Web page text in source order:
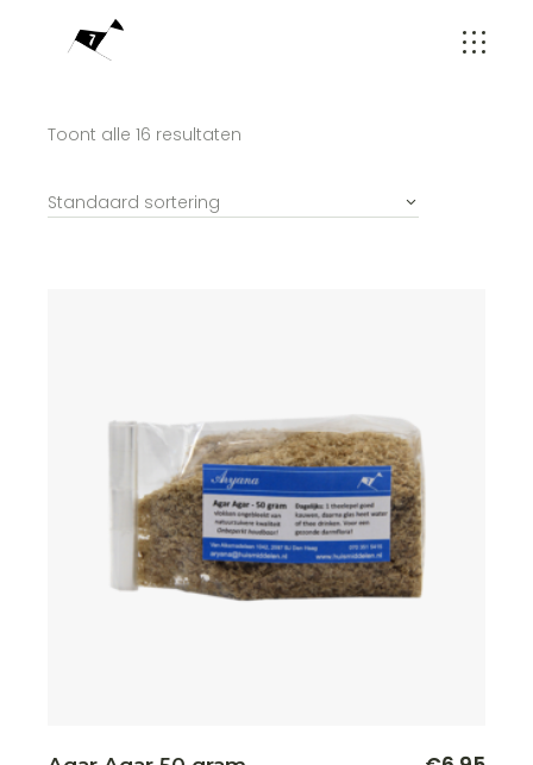
Toont alle 16 resultaten
Standaard sortering